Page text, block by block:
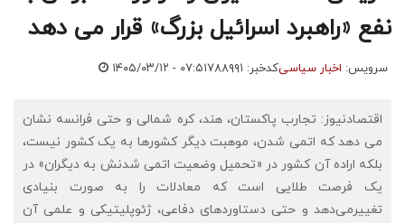
نفع «راهبرد اسرائیل بزرگ» قرار می دهد
سرویس: اخبار سیاسیکدخبر: ۷۸۸۹۹۱ ۱۴۰۵/۰۳/۱۲ - ۰۷:۵۱
اقتصادنیوز: تجارب پاکستان، هند، کره شمالی و حتی فرانسه نشان
می دهد که اتمی شدن، موهبت دیگر کشورها به یک کشور نیست،
بلکه اراده آن کشور در «تحمیل وضعیت اتمی شدنش به دیگران» در
یک فرصت طلایی است که معادلات را به صورت بنیادی
تغییرمی‌دهد و حتی دستاوردهای دفاعی، ژئوپلیتیکی و علمی آن